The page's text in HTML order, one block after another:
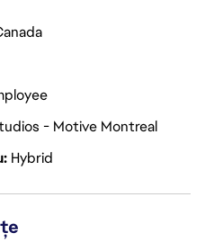
- Motive Montreal
Hybrid